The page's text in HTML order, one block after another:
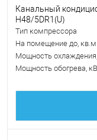
Канальный
H48/5DR1(U)
Тип компрессора
На помещение до, кв.м
Мощность
Мощность обогрева,